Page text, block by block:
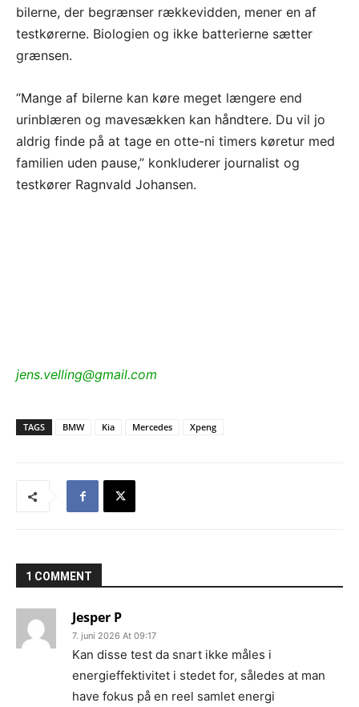
bilerne, der begrænser rækkevidden, mener en af
testkørerne. Biologien og ikke batterierne sætter
grænsen.
“Mange af bilerne kan køre meget længere end
urinblæren og mavesækken kan håndtere. Du vil jo
aldrig finde på at tage en otte-ni timers køretur med
familien uden pause,” konkluderer journalist og
testkører Ragnvald Johansen.
jens.velling@gmail.com
TAGS BMW Kia Mercedes Xpeng
1 COMMENT
Jesper P
7. juni 2026 At 09:17
Kan disse test da snart ikke måles i
energieffektivitet i stedet for, således at man
have fokus på en reel samlet energi